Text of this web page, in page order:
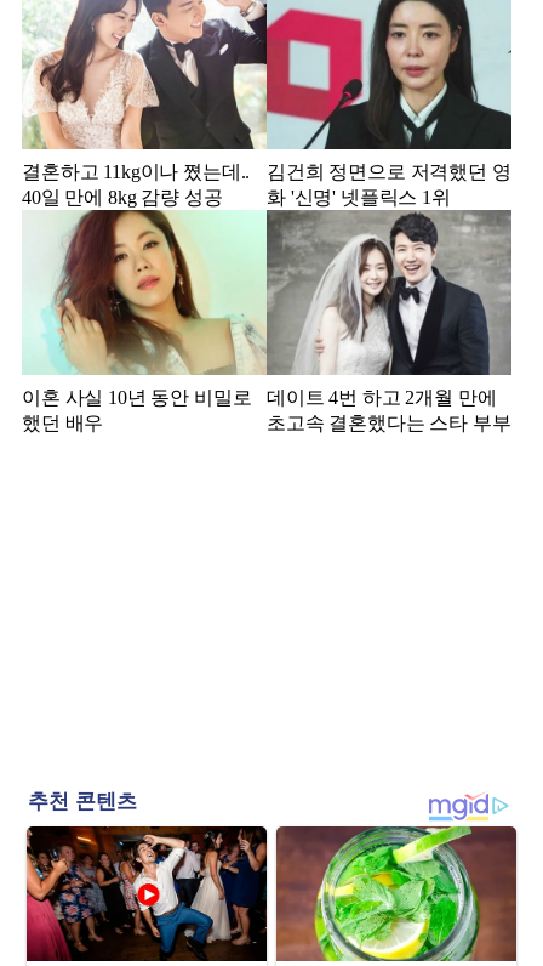
결혼하고 11kg이나 쪘는데..
40일 만에 8kg 감량 성공
김건희 정면으로 저격했던 영
화 '신명' 넷플릭스 1위
이혼 사실 10년 동안 비밀로
했던 배우
데이트 4번 하고 2개월 만에
초고속 결혼했다는 스타 부부